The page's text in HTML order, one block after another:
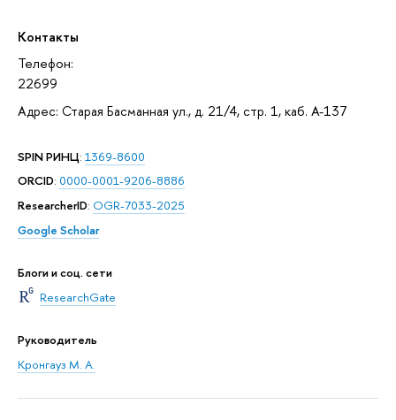
Контакты
Телефон:
22699
Адрес: Старая Басманная ул., д. 21/4, стр. 1, каб. А-137
SPIN РИНЦ: 1369-8600
ORCID: 0000-0001-9206-8886
ResearcherID: OGR-7033-2025
Google Scholar
Блоги и соц. сети
ResearchGate
Руководитель
Кронгауз М. А.